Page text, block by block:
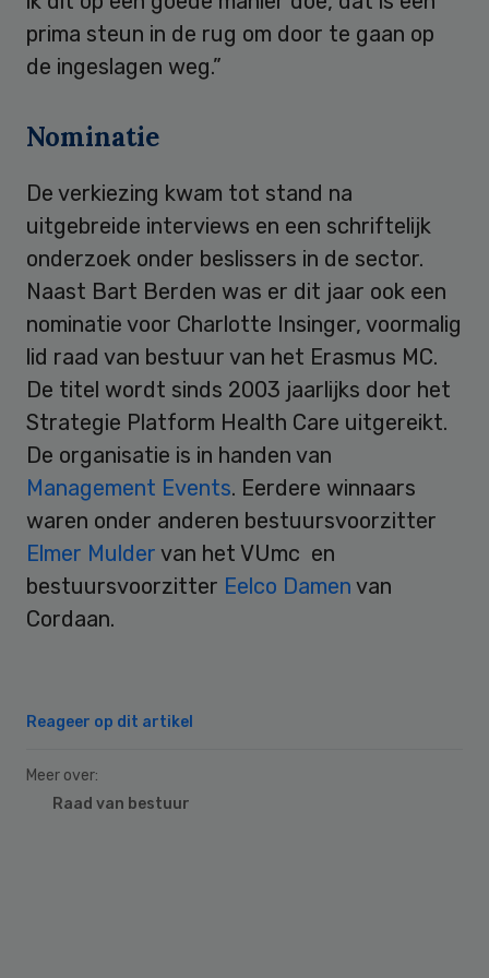
prima steun in de rug om door te gaan op
de ingeslagen weg.”
Nominatie
De verkiezing kwam tot stand na
uitgebreide interviews en een schriftelijk
onderzoek onder beslissers in de sector.
Naast Bart Berden was er dit jaar ook een
nominatie voor Charlotte Insinger, voormalig
lid raad van bestuur van het Erasmus MC.
De titel wordt sinds 2003 jaarlijks door het
Strategie Platform Health Care uitgereikt.
De organisatie is in handen van
Management Events. Eerdere winnaars
waren onder anderen bestuursvoorzitter
Elmer Mulder van het VUmc en
bestuursvoorzitter Eelco Damen van
Cordaan.
Reageer op dit artikel
Meer over:
Raad van bestuur